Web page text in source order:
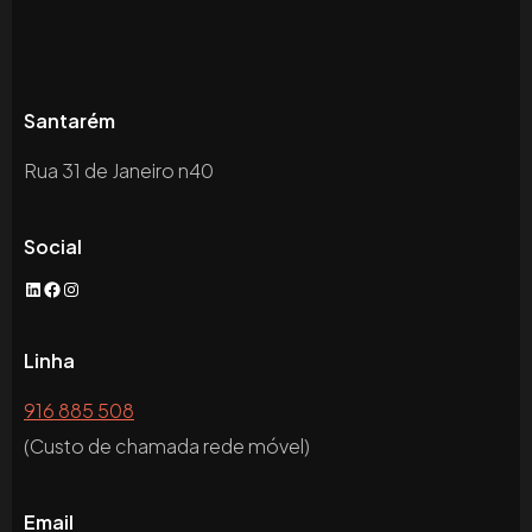
Santarém
Rua 31 de Janeiro n40
Social
LinkedIn
Facebook
Instagram
Linha
916 885 508
(Custo de chamada rede móvel)
Email